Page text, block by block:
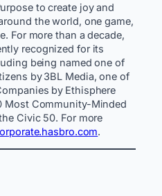
to create joy and
the world, one game,
For more than a decade,
recognized for its
being named one of
by 3BL Media, one of
by Ethisphere
Most Community-Minded
Civic 50. For more
.